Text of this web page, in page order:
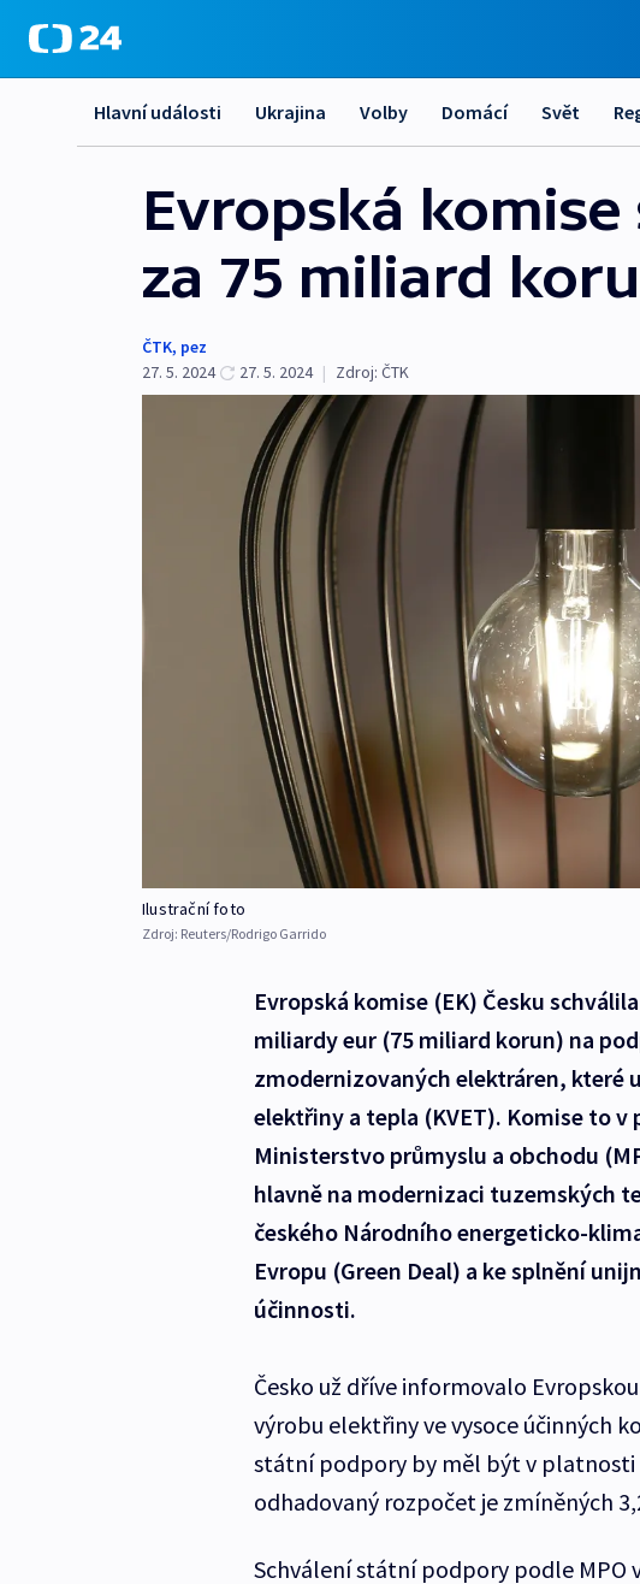
Hlavní události Ukrajina Volby Domácí Svět
Evropská
za 75 miliard
ČTK, pez
27. 5. 2024
27. 5. 2024 | Zdroj: ČTK
Ilustrační foto
Zdroj: Reuters/Rodrigo Garrido
Evropská komise (EK) Česku
miliardy eur (75 miliard korun) na
zmodernizovaných elektráren, které
elektřiny a tepla (KVET). Komise to
Ministerstvo průmyslu a obchodu
hlavně na modernizaci tuzemských
českého Národního energeticko-
Evropu (Green Deal) a ke splnění
účinnosti.
Česko už dříve informovalo
výrobu elektřiny ve vysoce účinných
státní podpory by měl být v platnosti
odhadovaný rozpočet je zmíněných
Schválení státní podpory podle MPO